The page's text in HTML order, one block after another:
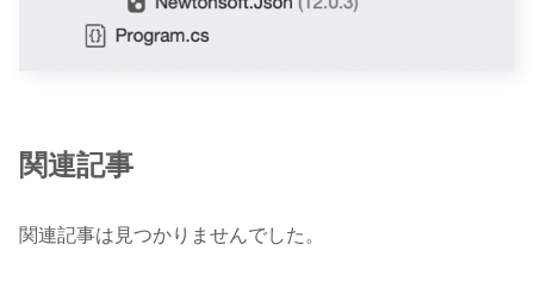
関連記事
関連記事は見つかりませんでした。